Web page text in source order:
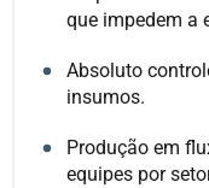
que impedem a
Absoluto
insumos.
Produção em
equipes por